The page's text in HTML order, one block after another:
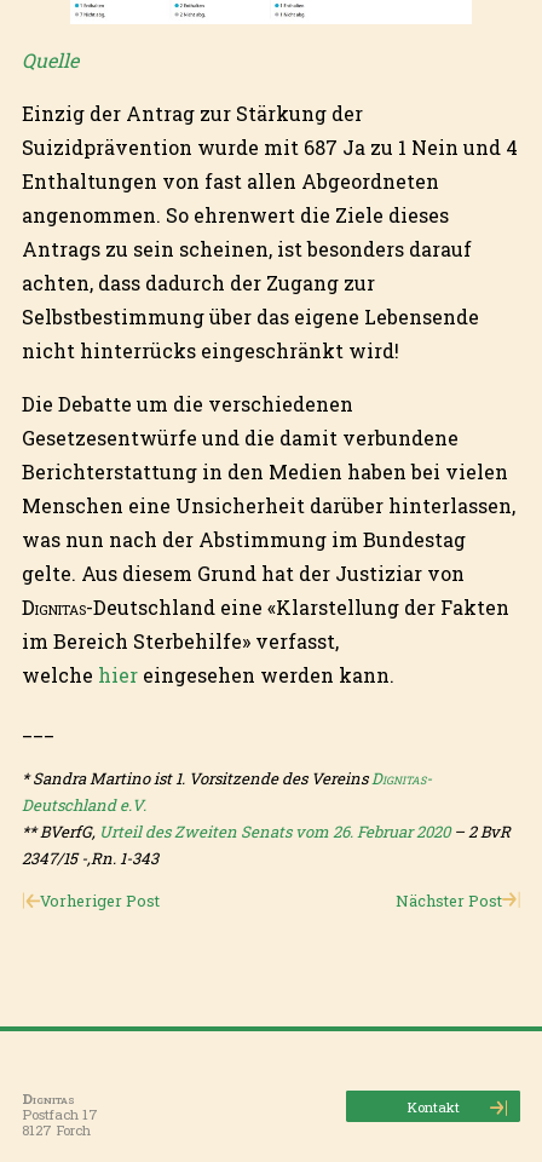
Quelle
Einzig der Antrag zur Stärkung der
Suizidprävention wurde mit 687 Ja zu 1 Nein und 4
Enthaltungen von fast allen Abgeordneten
angenommen. So ehrenwert die Ziele dieses
Antrags zu sein scheinen, ist besonders darauf
achten, dass dadurch der Zugang zur
Selbstbestimmung über das eigene Lebensende
nicht hinterrücks eingeschränkt wird!
Die Debatte um die verschiedenen
Gesetzesentwürfe und die damit verbundene
Berichterstattung in den Medien haben bei vielen
Menschen eine Unsicherheit darüber hinterlassen,
was nun nach der Abstimmung im Bundestag
gelte. Aus diesem Grund hat der Justiziar von
Dignitas-Deutschland eine «Klarstellung der Fakten
im Bereich Sterbehilfe» verfasst,
welche hiereingesehen werden kann.
* Sandra Martino ist 1. Vorsitzende des VereinsDignitas-
Deutschland e.V.
** BVerfG, Urteil des Zweiten Senats vom 26. Februar 2020– 2 BvR
2347/15 -,Rn. 1-343
Vorheriger Post Nächster Post
Dignitas
Postfach 17
8127 Forch
Kontakt